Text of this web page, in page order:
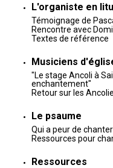
L'organiste en
Témoignage de
Rencontre avec
Textes de référence
Musiciens
"Le stage Ancoli à
enchantement"
Retour sur les
Le psaume
Qui a peur de
Ressources pour
Ressources